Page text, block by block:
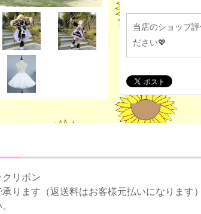
当店のショップ
ださい💖
リボン
ります（返送料はお客様元払いになります）